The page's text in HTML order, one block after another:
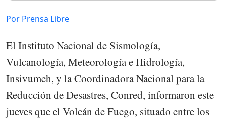
Por Prensa Libre
El Instituto Nacional de Sismología,
Vulcanología, Meteorología e Hidrología,
Insivumeh, y la Coordinadora Nacional para la
Reducción de Desastres, Conred, informaron este
jueves que el Volcán de Fuego, situado entre los